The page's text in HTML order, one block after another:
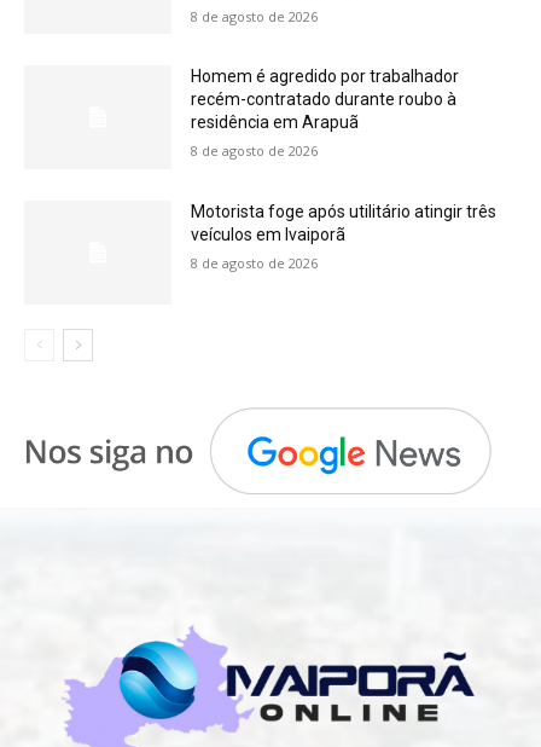
8 de agosto de 2026
Homem é agredido por trabalhador
recém-contratado durante roubo à
residência em Arapuã
8 de agosto de 2026
Motorista foge após utilitário atingir três
veículos em Ivaiporã
8 de agosto de 2026